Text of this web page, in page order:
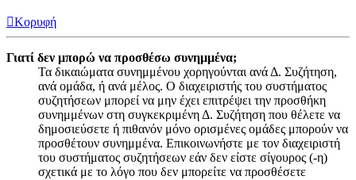
Κορυφή
Γιατί δεν μπορώ να προσθέσω συνημμένα;
Τα δικαιώματα συνημμένου χορηγούνται ανά Δ. Συζήτηση,
ανά ομάδα, ή ανά μέλος. Ο διαχειριστής του συστήματος
συζητήσεων μπορεί να μην έχει επιτρέψει την προσθήκη
συνημμένων στη συγκεκριμένη Δ. Συζήτηση που θέλετε να
δημοσιεύσετε ή πιθανόν μόνο ορισμένες ομάδες μπορούν να
προσθέτουν συνημμένα. Επικοινωνήστε με τον διαχειριστή
του συστήματος συζητήσεων εάν δεν είστε σίγουρος (-η)
σχετικά με το λόγο που δεν μπορείτε να προσθέσετε